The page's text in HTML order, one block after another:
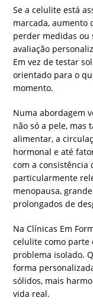
Se a celulite está
marcada, aumento
perder medidas ou
avaliação
Em vez de testar
orientado para o
momento.
Numa abordagem
não só a pele, mas
alimentar, a
hormonal e até
com a consistência
particularmente
menopausa,
prolongados de
Na Clínicas Em
celulite como parte
problema isolado.
forma
sólidos, mais
vida real.